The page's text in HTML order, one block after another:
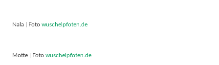
Nala | Foto wuschelpfoten.de
Motte | Foto wuschelpfoten.de